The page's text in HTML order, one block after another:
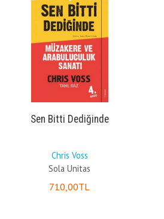
Sen Bitti Dediğinde
Chris Voss
Sola Unitas
710 ,00TL